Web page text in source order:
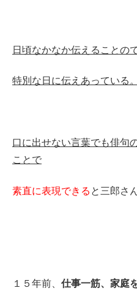
日頃なかなか伝えることの
特別な日に伝えあっている。
口に出せない言葉でも俳句
ことで
素直に表現できる と三郎さ
１５年前、 仕事一筋、家庭